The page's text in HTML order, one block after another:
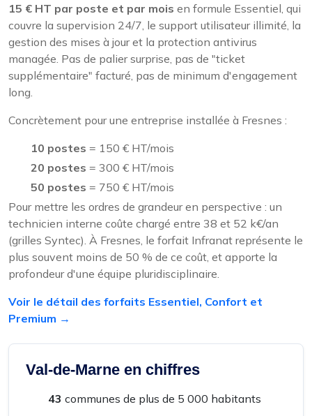
15 € HT par poste et par mois en formule Essentiel, qui
couvre la supervision 24/7, le support utilisateur illimité, la
gestion des mises à jour et la protection antivirus
managée. Pas de palier surprise, pas de "ticket
supplémentaire" facturé, pas de minimum d'engagement
long.
Concrètement pour une entreprise installée à Fresnes :
10 postes = 150 € HT/mois
20 postes = 300 € HT/mois
50 postes = 750 € HT/mois
Pour mettre les ordres de grandeur en perspective : un
technicien interne coûte chargé entre 38 et 52 k€/an
(grilles Syntec). À Fresnes, le forfait Infranat représente le
plus souvent moins de 50 % de ce coût, et apporte la
profondeur d'une équipe pluridisciplinaire.
Voir le détail des forfaits Essentiel, Confort et
Premium →
Val-de-Marne en chiffres
43 communes de plus de 5 000 habitants